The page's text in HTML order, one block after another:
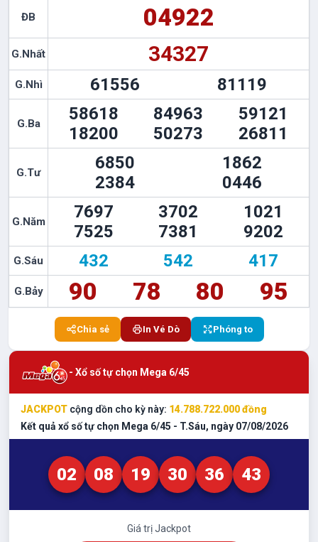
ĐB 04922
G.Nhất 34327
G.Nhì 61556 81119
G.Ba 58618 84963
59121
18200
50273 26811
G.Tư 6850
1862
2384
0446
G.Năm 7697 3702
1021
7525
7381 9202
G.Sáu 432 542 417
G.Bảy 90 78 80 95
Chia sẻ In Vé Dò Phóng to
- Xổ số tự chọn Mega 6/45
JACKPOT cộng dồn cho kỳ này: 14.788.722.000đồng
Kết quả xổ số tự chọn Mega 6/45 - T.Sáu, ngày 07/08/2026
02 08 19 30 36 43
Giá trị Jackpot